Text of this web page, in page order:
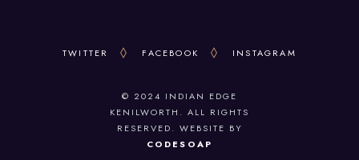
TWITTER FACEBOOK INSTAGRAM
© 2024 INDIAN EDGE
KENILWORTH. ALL RIGHTS
RESERVED. WEBSITE BY
CODESOAP